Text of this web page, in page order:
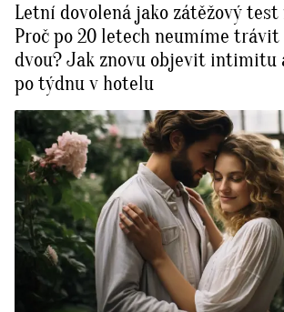
Letní dovolená jako zátěžový
Proč po 20 letech neumíme trávit
dvou? Jak znovu objevit intimitu
po týdnu v hotelu